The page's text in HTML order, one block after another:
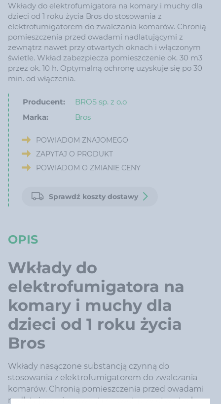
Wkłady do elektrofumigatora na komary i muchy dla
dzieci od 1 roku życia Bros do stosowania z
elektrofumigatorem do zwalczania komarów. Chronią
pomieszczenia przed owadami nadlatującymi z
zewnątrz nawet przy otwartych oknach i włączonym
świetle. Wkład zabezpiecza pomieszczenie ok. 30 m3
przez ok. 10 h. Optymalną ochronę uzyskuje się po 30
min. od włączenia.
Producent:
BROS sp. z o.o
Marka:
Bros
POWIADOM ZNAJOMEGO
ZAPYTAJ O PRODUKT
POWIADOM O ZMIANIE CENY
Sprawdź koszty dostawy
OPIS
Wkłady do
elektrofumigatora na
komary i muchy dla
dzieci od 1 roku życia
Bros
Wkłady nasączone substancją czynną do
stosowania z elektrofumigatorem do zwalczania
komarów. Chronią pomieszczenia przed owadami
nadlatującymi z zewnątrz nawet przy otwartych